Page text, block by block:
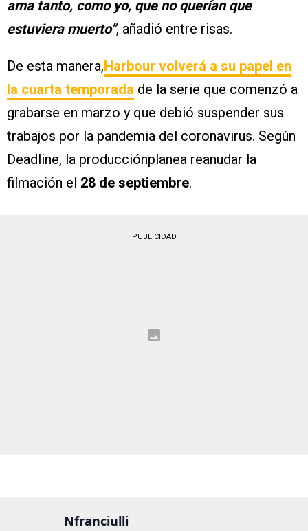
ama tanto, como yo, que no querían que
estuviera muerto”, añadió entre risas.
De esta manera,Harbour volverá a su papel en
la cuarta temporada de la serie que comenzó a
grabarse en marzo y que debió suspender sus
trabajos por la pandemia del coronavirus. Según
Deadline, la producciónplanea reanudar la
filmación el 28 de septiembre.
PUBLICIDAD
Nfranciulli